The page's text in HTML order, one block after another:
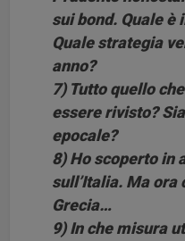
sui bond. Quale
Quale strategia
anno?
7) Tutto quello
essere rivisto?
epocale?
8) Ho scoperto in
sull’Italia. Ma ora
Grecia…
9) In che misura